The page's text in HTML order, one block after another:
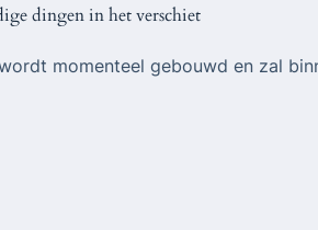
dingen in het verschiet
momenteel gebouwd en zal